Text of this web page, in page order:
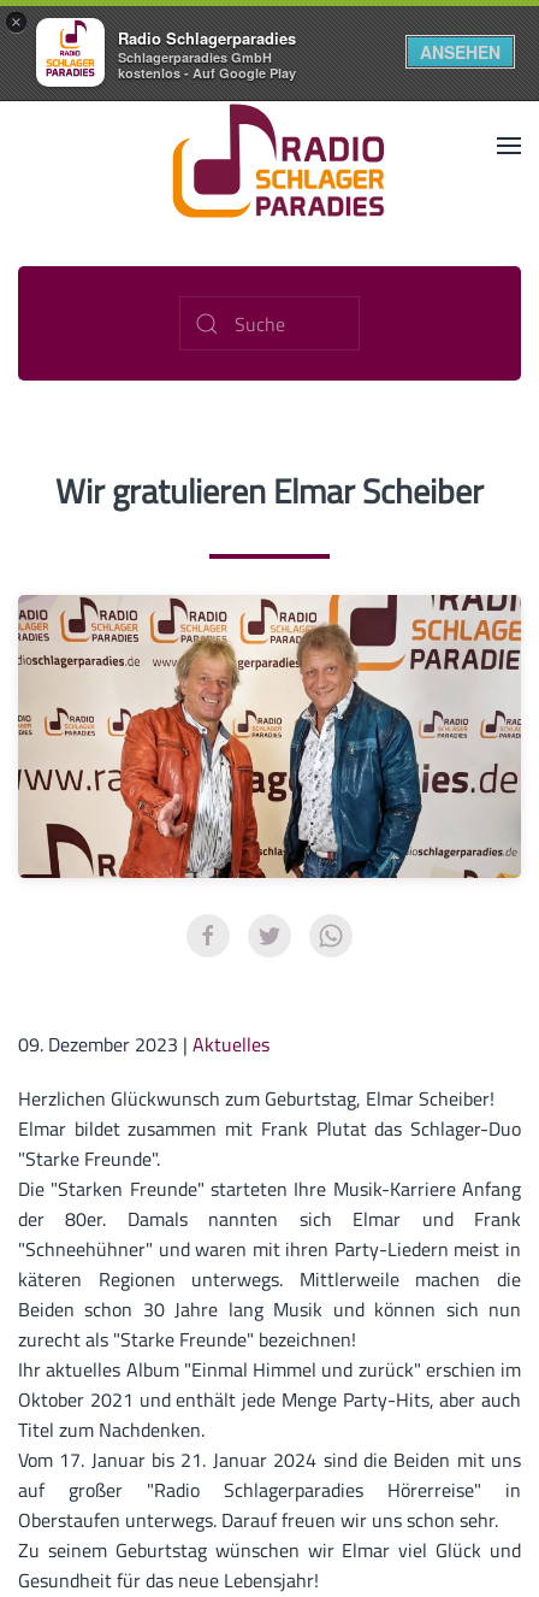
×
Radio Schlagerparadies
Schlagerparadies GmbH
kostenlos - Auf Google Play
ANSEHEN
Wir gratulieren Elmar Scheiber
09. Dezember 2023 | Aktuelles
Herzlichen Glückwunsch zum Geburtstag, Elmar Scheiber!
Elmar bildet zusammen mit Frank Plutat das Schlager-Duo
"Starke Freunde".
Die "Starken Freunde" starteten Ihre Musik-Karriere Anfang
der 80er. Damals nannten sich Elmar und Frank
"Schneehühner" und waren mit ihren Party-Liedern meist in
käteren Regionen unterwegs. Mittlerweile machen die
Beiden schon 30 Jahre lang Musik und können sich nun
zurecht als "Starke Freunde" bezeichnen!
Ihr aktuelles Album "Einmal Himmel und zurück" erschien im
Oktober 2021 und enthält jede Menge Party-Hits, aber auch
Titel zum Nachdenken.
Vom 17. Januar bis 21. Januar 2024 sind die Beiden mit uns
auf großer "Radio Schlagerparadies Hörerreise" in
Oberstaufen unterwegs. Darauf freuen wir uns schon sehr.
Zu seinem Geburtstag wünschen wir Elmar viel Glück und
Gesundheit für das neue Lebensjahr!